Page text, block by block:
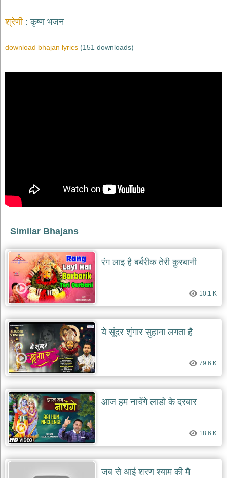
श्रेणी कृष्ण भजन
download bhajan lyrics (151 downloads)
Similar Bhajans
रंग लाइ है बर्बरीक तेरी क़ुरबानी
10.1 K
ये सूंदर शृंगार सुहाना लगता है
79.6 K
आज हम नाचेंगे लाडो के दरबार
18.6 K
जब से आई शरण श्याम की मै